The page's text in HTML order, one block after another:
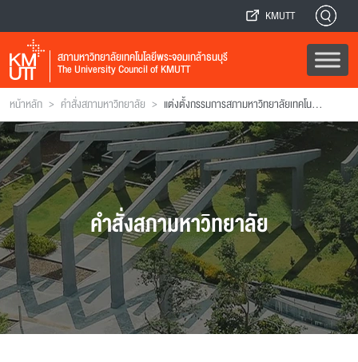
KMUTT
สภามหาวิทยาลัยเทคโนโลยีพระจอมเกล้าธนบุรี
The University Council of KMUTT
หน้าหลัก > คำสั่งสภามหาวิทยาลัย > แต่งตั้งกรรมการสภามหาวิทยาลัยเทคโนโลยีพระจอมเกล้าธนบุรี
คำสั่งสภามหาวิทยาลัย